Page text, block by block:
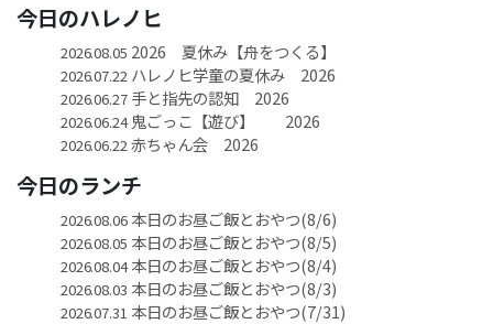
今日のハレノヒ
2026.08.05 2026 夏休み【舟をつくる】
2026.07.22 ハレノヒ学童の夏休み 2026
2026.06.27手と指先の認知 2026
2026.06.24鬼ごっこ【遊び】 2026
2026.06.22 赤ちゃん会 2026
今日のランチ
2026.08.06本日のお昼ご飯とおやつ(8/6)
2026.08.05 本日のお昼ご飯とおやつ(8/5)
2026.08.04本日のお昼ご飯とおやつ(8/4)
2026.08.03 本日のお昼ご飯とおやつ(8/3)
2026.07.31 本日のお昼ご飯とおやつ(7/31)